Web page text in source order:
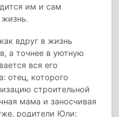
им и сам
жизнь.
вдруг в жизнь
а точнее в уютную
вся его
отец, которого
строительной
мама и заносчивая
родители Юли: